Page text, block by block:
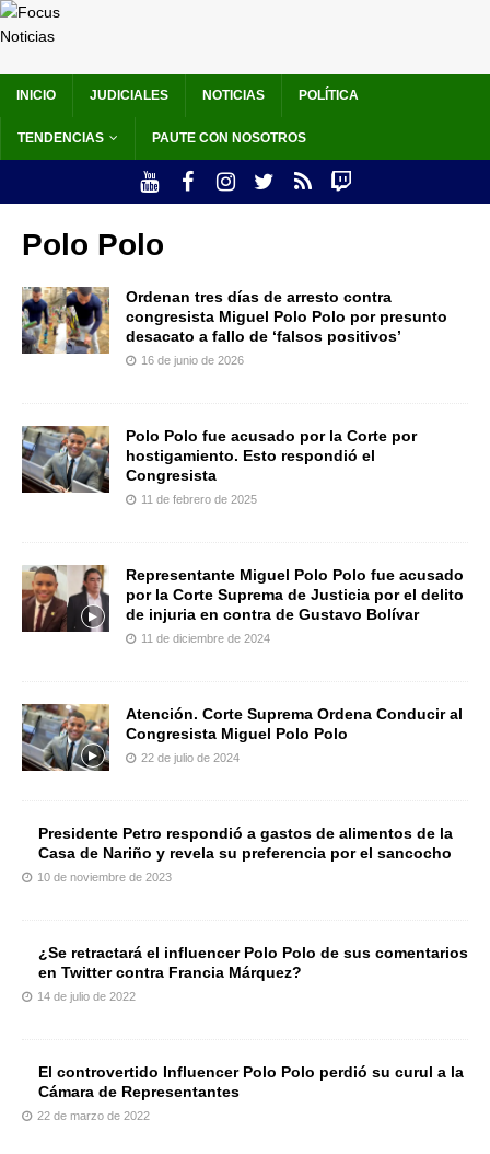
INICIO JUDICIALES NOTICIAS POLÍTICA
TENDENCIAS PAUTE CON NOSOTROS
Polo Polo
Ordenan tres días de arresto contra
congresista Miguel Polo Polo por presunto
desacato a fallo de ‘falsos positivos’
16 de junio de 2026
Polo Polo fue acusado por la Corte por
hostigamiento. Esto respondió el
Congresista
11 de febrero de 2025
Representante Miguel Polo Polo fue acusado
por la Corte Suprema de Justicia por el delito
de injuria en contra de Gustavo Bolívar
11 de diciembre de 2024
Atención. Corte Suprema Ordena Conducir al
Congresista Miguel Polo Polo
22 de julio de 2024
Presidente Petro respondió a gastos de alimentos de la
Casa de Nariño y revela su preferencia por el sancocho
10 de noviembre de 2023
¿Se retractará el influencer Polo Polo de sus comentarios
en Twitter contra Francia Márquez?
14 de julio de 2022
El controvertido Influencer Polo Polo perdió su curul a la
Cámara de Representantes
22 de marzo de 2022